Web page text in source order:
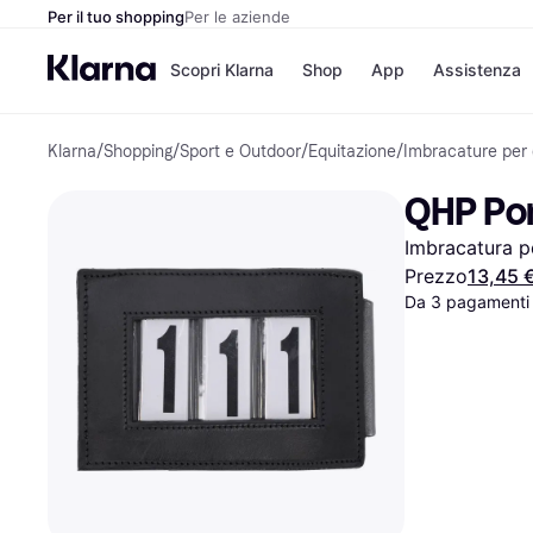
Per il tuo shoppingPer le aziende
Scopri Klarna
Opzioni di
Paga ora
Paga in 3 rate
Paga dopo 30 giorni
Finanziamento
Shop
Negozi
Unieuro
Media
eBay
Zalando
App Assistenza
Klarna/Shopping/Sport e Outdoor/Equitazione/ Imbracature per
QHP
Imbracatura
Prezzo13,45
Da 3